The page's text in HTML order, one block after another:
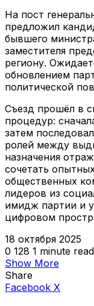
На пост
предложил
бывшего
заместителя
региону.
обновлением
политической
Съезд прошёл в
процедур:
затем
ролей между
назначения
сочетать
общественных
лидеров из
имидж партии и
цифровом
18 октября 2025
0 128 1 minute read
Show More
Share
Facebook X